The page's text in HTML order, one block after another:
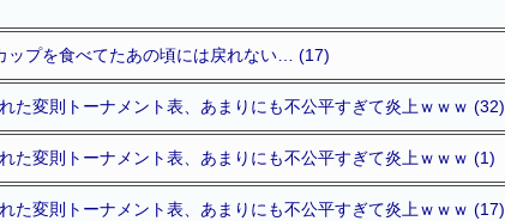
ップを食べてたあの頃には戻れない… (17)
た変則トーナメント表、あまりにも不公平すぎて炎上ｗｗｗ (32)
た変則トーナメント表、あまりにも不公平すぎて炎上ｗｗｗ (1)
た変則トーナメント表、あまりにも不公平すぎて炎上ｗｗｗ (17)